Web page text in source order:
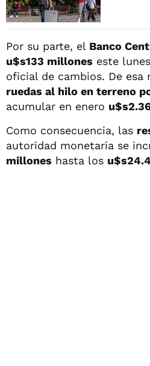
Por su parte, el Banco
u$s133 millones este
oficial de cambios. De esa
ruedas al hilo en terreno
acumular en enero
Como consecuencia, las
autoridad monetaria se
millones hasta los